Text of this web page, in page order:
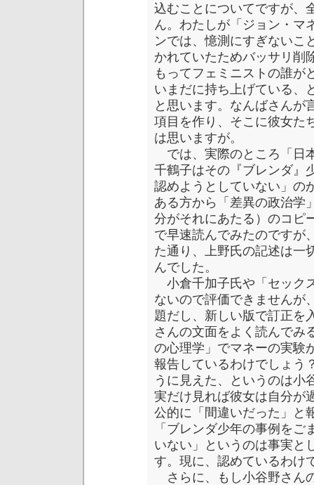
込むことについてですが、
ん。わたしが「ジョン・マ
ンでは、憶測にすぎないこ
かれていたためバッサリ削
もってフェミニストの誰が
いまだに持ち上げている、
と思います。なんばさんが
項目を作り、そこに彼女た
は思いますが。
では、実際のところ「日
千鶴子はその『ブレンダ』
認めようとしていない」の
ある方から「差異の政治学
分がそれにあたる）のコピ
で早速読んでみたのですが
た通り、上野氏の記述は一
んでした。
小倉千加子氏や「セック
ないので評価できませんが
題だし、新しい版で訂正を
さんの文面をよく読んでみ
の心理学」でマネーの実験
報告しているわけでしょう
うに見えた、というのは小
実だけ見れば彼女は自分が
公的に「間違いだった」と
「ブレンダ少年の事例を
いない」というのは事実と
す。現に、認めているわけ
さらに、もし小谷野さん